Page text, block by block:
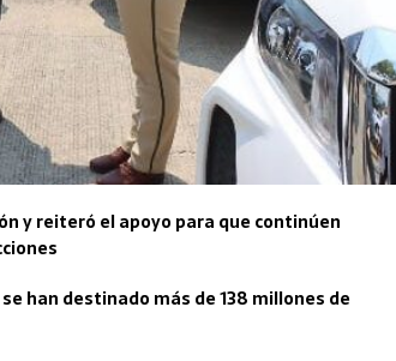
y reiteró el apoyo para que continúen
han destinado más de 138 millones de